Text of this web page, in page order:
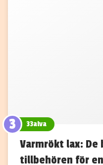
3 33alva
Varmrökt lax: De
tillbehören för